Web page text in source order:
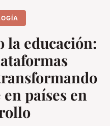
la educación:
países en